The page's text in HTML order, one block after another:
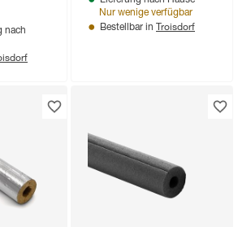
nach
Nur wenige verfügbar
Bestellbar in Troisdorf